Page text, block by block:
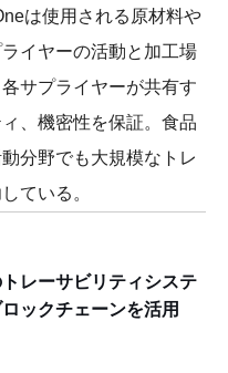
は使用される原材料や
イヤーの活動と加工場
サプライヤーが共有す
、機密性を保証。食品
分野でも大規模なトレ
ている。
トレーサビリティシステ
ックチェーンを活用